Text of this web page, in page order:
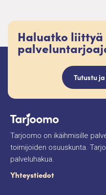
Haluatko liittyä
Tutustu
Tarjoomo on ikäihmisille
toimijoiden osuuskunta.
palveluhakua.
Yhteystiedot